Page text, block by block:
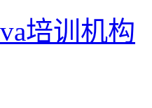
培训机构